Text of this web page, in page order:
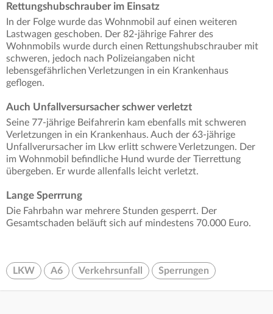
Rettungshubschrauber im Einsatz
In der Folge wurde das Wohnmobil auf einen weiteren
Lastwagen geschoben. Der 82-jährige Fahrer des
Wohnmobils wurde durch einen Rettungshubschrauber mit
schweren, jedoch nach Polizeiangaben nicht
lebensgefährlichen Verletzungen in ein Krankenhaus
geflogen.
Auch Unfallversursacher schwer verletzt
Seine 77-jährige Beifahrerin kam ebenfalls mit schweren
Verletzungen in ein Krankenhaus. Auch der 63-jährige
Unfallverursacher im Lkw erlitt schwere Verletzungen. Der
im Wohnmobil befindliche Hund wurde der Tierrettung
übergeben. Er wurde allenfalls leicht verletzt.
Lange Sperrrung
Die Fahrbahn war mehrere Stunden gesperrt. Der
Gesamtschaden beläuft sich auf mindestens 70.000 Euro.
LKW A6 Verkehrsunfall Sperrungen